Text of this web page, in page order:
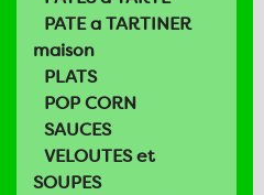
PATE a TARTINER
maison
PLATS
POP CORN
SAUCES
VELOUTES et
SOUPES